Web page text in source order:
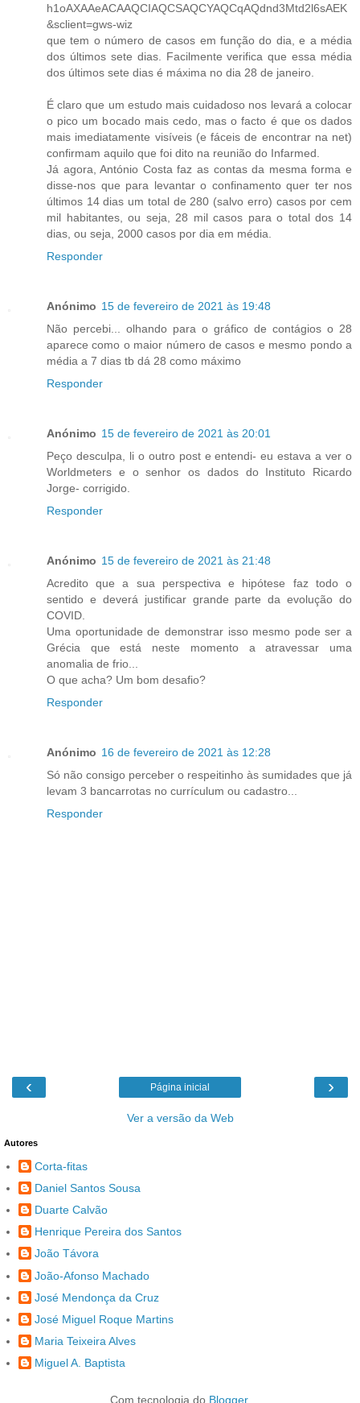
h1oAXAAeACAAQCIAQCSAQCYAQCqAQdnd3Mtd2l6sAEK
&sclient=gws-wiz
que tem o número de casos em função do dia, e a média
dos últimos sete dias. Facilmente verifica que essa média
dos últimos sete dias é máxima no dia 28 de janeiro.
É claro que um estudo mais cuidadoso nos levará a colocar
o pico um bocado mais cedo, mas o facto é que os dados
mais imediatamente visíveis (e fáceis de encontrar na net)
confirmam aquilo que foi dito na reunião do Infarmed.
Já agora, António Costa faz as contas da mesma forma e
disse-nos que para levantar o confinamento quer ter nos
últimos 14 dias um total de 280 (salvo erro) casos por cem
mil habitantes, ou seja, 28 mil casos para o total dos 14
dias, ou seja, 2000 casos por dia em média.
Responder
Anónimo 15 de fevereiro de 2021 às 19:48
Não percebi... olhando para o gráfico de contágios o 28
aparece como o maior número de casos e mesmo pondo a
média a 7 dias tb dá 28 como máximo
Responder
Anónimo 15 de fevereiro de 2021 às 20:01
Peço desculpa, li o outro post e entendi- eu estava a ver o
Worldmeters e o senhor os dados do Instituto Ricardo
Jorge- corrigido.
Responder
Anónimo 15 de fevereiro de 2021 às 21:48
Acredito que a sua perspectiva e hipótese faz todo o
sentido e deverá justificar grande parte da evolução do
COVID.
Uma oportunidade de demonstrar isso mesmo pode ser a
Grécia que está neste momento a atravessar uma
anomalia de frio...
O que acha? Um bom desafio?
Responder
Anónimo 16 de fevereiro de 2021 às 12:28
Só não consigo perceber o respeitinho às sumidades que já
levam 3 bancarrotas no currículum ou cadastro...
Responder
‹ ›
Página inicial
Ver a versão da Web
Autores
Corta-fitas
Daniel Santos Sousa
Duarte Calvão
Henrique Pereira dos Santos
João Távora
João-Afonso Machado
José Mendonça da Cruz
José Miguel Roque Martins
Maria Teixeira Alves
Miguel A. Baptista
Com tecnologia do Blogger.